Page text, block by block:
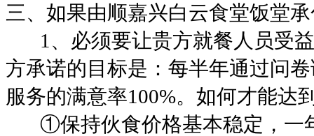
三、如果由顺嘉兴白云食堂饭堂
1 、必须要让贵方就餐人员受
方承诺的目标是：每半年通过问
服务的满意率100%。如何才能达
①保持伙食价格基本稳定，